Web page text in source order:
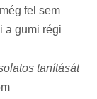
fel sem
a gumi régi
tanítását